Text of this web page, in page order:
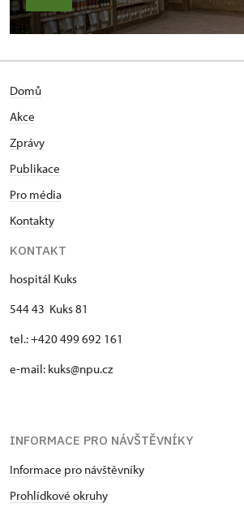
Domů
Akce
Zprávy
Publikace
Pro média
Kontakty
KONTAKT
hospitál Kuks
544 43 Kuks 81
tel.: +420 499 692 161
e-mail: kuks@npu.cz
INFORMACE PRO NÁVŠTĚVNÍKY
Informace pro návštěvníky
Prohlídkové okruhy